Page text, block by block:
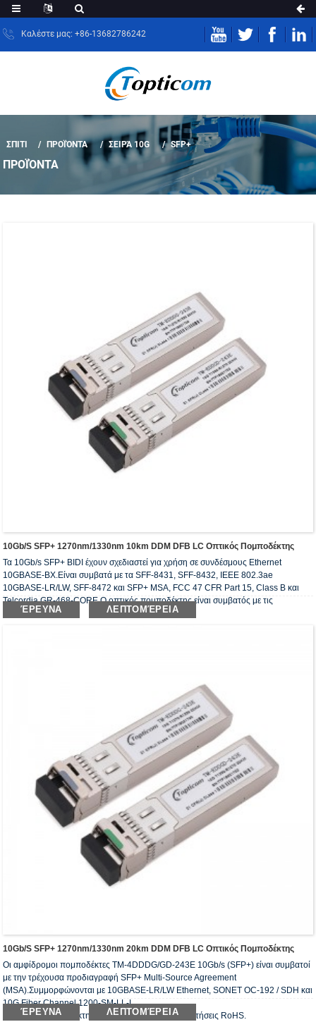
Καλέστε μας: +86-13682786242
ΣΠΊΤΙ ΠΡΟΪΌΝΤΑ ΣΕΙΡΆ 10G SFP+
ΠΡΟΪΌΝΤΑ
10Gb/s SFP+ 1270nm/1330nm 10km DDM DFB LC Οπτικός Πομποδέκτης
Τα 10Gb/s SFP+ BIDI έχουν σχεδιαστεί για χρήση σε συνδέσμους Ethernet
10GBASE-BX.Είναι συμβατά με τα SFF-8431, SFF-8432, IEEE 802.3ae
10GBASE-LR/LW, SFF-8472 και SFP+ MSA, FCC 47 CFR Part 15, Class B και
Telcordia GR-468-CORE.Ο οπτικός πομποδέκτης είναι συμβατός με τις
απαιτήσεις RoHS.
ΈΡΕΥΝΑ ΛΕΠΤΟΜΈΡΕΙΑ
10Gb/s SFP+ 1270nm/1330nm 20km DDM DFB LC Οπτικός Πομποδέκτης
Οι αμφίδρομοι πομποδέκτες TM-4DDDG/GD-243E 10Gb/s (SFP+) είναι συμβατοί
με την τρέχουσα προδιαγραφή SFP+ Multi-Source Agreement
(MSA).Συμμορφώνονται με 10GBASE-LR/LW Ethernet, SONET OC-192 / SDH και
10G Fiber Channel 1200-SM-LL-L.
Ο οπτικός πομποδέκτης είναι συμβατός με τις απαιτήσεις RoHS.
ΈΡΕΥΝΑ ΛΕΠΤΟΜΈΡΕΙΑ